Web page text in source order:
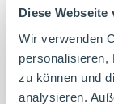
Diese Webseite
Wir verwenden
personalisieren,
zu können und
analysieren.
"Ich bin für
den
und